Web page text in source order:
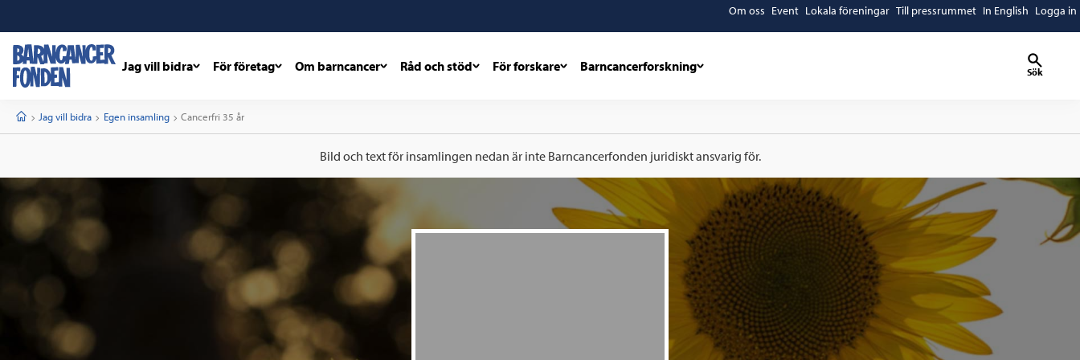
Om oss Event Lokala föreningar Till pressrummet In English Logga in
Jag vill bidra För företag Om barncancer Råd och stöd För forskare Barncancerforskning Sök
StartJag vill bidra Egen insamling Current:
Cancerfri 35 år
Bild och text för insamlingen nedan är inte Barncancerfonden juridiskt ansvarig för.